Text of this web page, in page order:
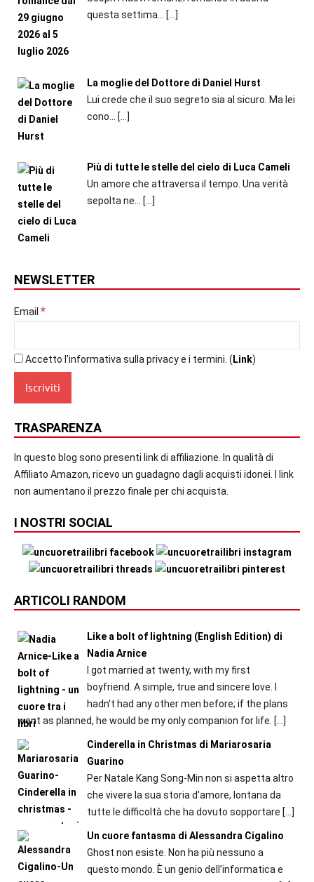
questa settima...
[…]
La moglie del Dottore di Daniel Hurst
Lui crede che il suo segreto sia al sicuro. Ma lei
cono...
[…]
Più di tutte le stelle del cielo di Luca Cameli
Un amore che attraversa il tempo. Una verità
sepolta ne... […]
NEWSLETTER
Email *
Accetto l'informativa sulla privacy e i termini. ( Link)
TRASPARENZA
In questo blog sono presenti link di affiliazione. In qualità di
Affiliato Amazon, ricevo un guadagno dagli acquisti idonei. I link
non aumentano il prezzo finale per chi acquista.
I NOSTRI SOCIAL
ARTICOLI RANDOM
Like a bolt of lightning (English Edition) di
Nadia Arnice
I got married at twenty, with my first
boyfriend. A simple, true and sincere love. I
hadn't had any other men before; if the plans
went as planned, he would be my only companion for life. […]
Cinderella in Christmas di Mariarosaria
Guarino
Per Natale Kang Song-Min non si aspetta altro
che vivere la sua storia d'amore, lontana da
tutte le difficoltà che ha dovuto sopportare […]
Un cuore fantasma di Alessandra Cigalino
Ghost non esiste. Non ha più nessuno a
questo mondo. È un genio dell’informatica e